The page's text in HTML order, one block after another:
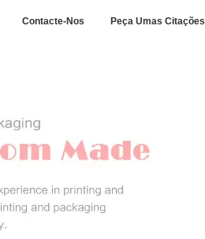
Contacte-Nos Peça Umas Citações